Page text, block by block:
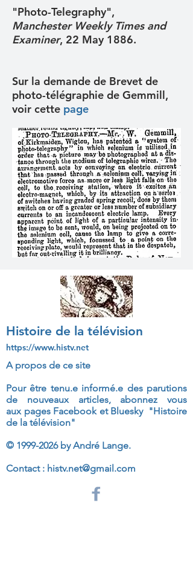
"Photo-Telegraphy",
Manchester Weekly Times and
Examiner, 22 May 1886.
Sur la demande de Brevet de
photo-télégraphie de Gemmill,
voir cette page
Histoire de la télévision
https://www.histv.net
A propos de ce site
Pour être tenu.e informé.e des parutions
de nouveaux articles, abonnez vous
aux pages Facebook et Bluesky "Histoire
de la télévision"
© 1999-2026by André Lange.
Contact : histv.net@gmail.com